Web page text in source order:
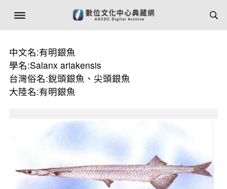
中文名:有明銀魚
學名:Salanx ariakensis
台灣俗名:銳頭銀魚、尖頭銀魚
大陸名:有明銀魚